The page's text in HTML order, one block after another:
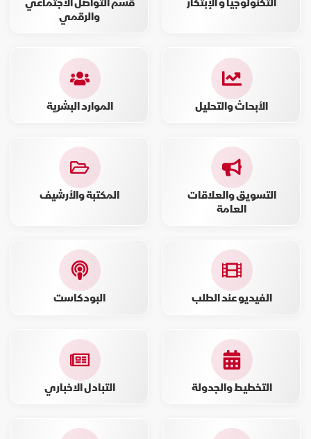
والرقمي
الأبحاث والتحليل الموارد البشرية
التسويق والعلاقات
العامة
المكتبة والأرشيف
الفيديو عند الطلب البودكاست
التخطيط والجدولة التبادل الاخباري